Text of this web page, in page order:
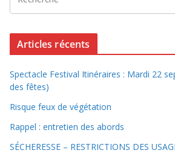
Articles récents
Spectacle Festival Itinéraires : Mardi 22
des fêtes)
Risque feux de végétation
Rappel : entretien des abords
SÉCHERESSE – RESTRICTIONS DES